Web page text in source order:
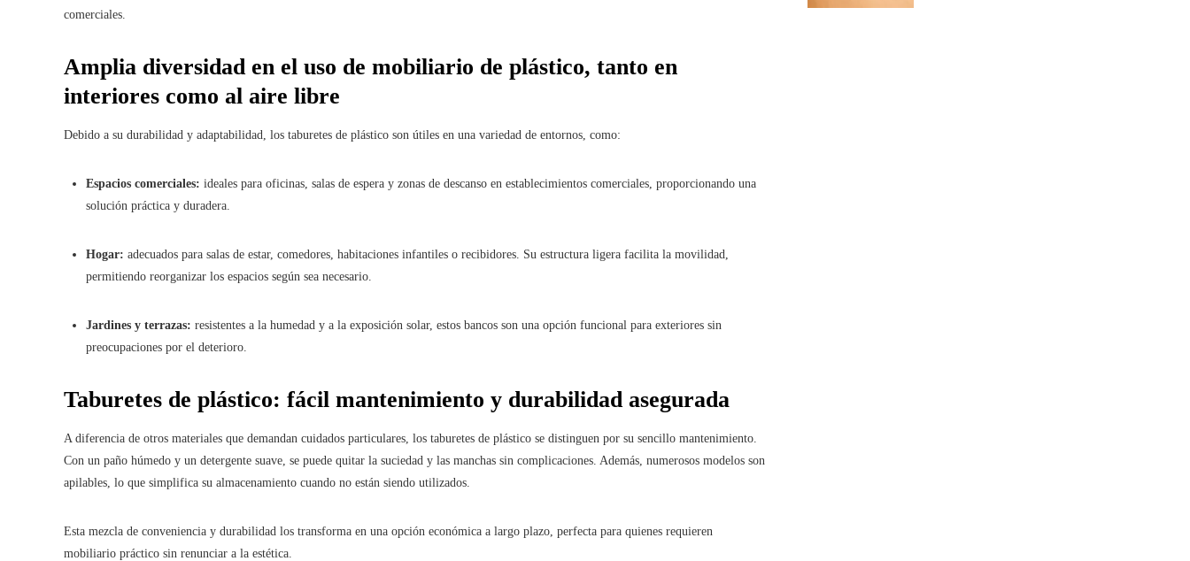
comerciales.
Amplia diversidad en el uso de mobiliario de plástico, tanto en
interiores como al aire libre
Debido a su durabilidad y adaptabilidad, los taburetes de plástico son útiles en una variedad de entornos, como:
Espacios comerciales: ideales para oficinas, salas de espera y zonas de descanso en establecimientos comerciales, proporcionando una
solución práctica y duradera.
Hogar: adecuados para salas de estar, comedores, habitaciones infantiles o recibidores. Su estructura ligera facilita la movilidad,
permitiendo reorganizar los espacios según sea necesario.
Jardines y terrazas: resistentes a la humedad y a la exposición solar, estos bancos son una opción funcional para exteriores sin
preocupaciones por el deterioro.
Taburetes de plástico: fácil mantenimiento y durabilidad asegurada
A diferencia de otros materiales que demandan cuidados particulares, los taburetes de plástico se distinguen por su sencillo mantenimiento.
Con un paño húmedo y un detergente suave, se puede quitar la suciedad y las manchas sin complicaciones. Además, numerosos modelos son
apilables, lo que simplifica su almacenamiento cuando no están siendo utilizados.
Esta mezcla de conveniencia y durabilidad los transforma en una opción económica a largo plazo, perfecta para quienes requieren
mobiliario práctico sin renunciar a la estética.